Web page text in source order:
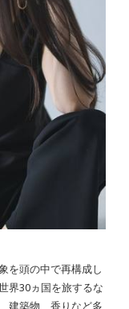
を頭の中で再構成し
界30ヵ国を旅するな
建築物、香りなど多